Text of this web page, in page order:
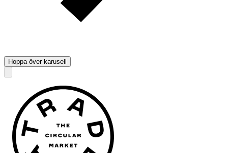
Hoppa över karusell